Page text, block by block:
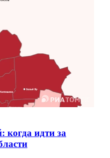
когда идти за